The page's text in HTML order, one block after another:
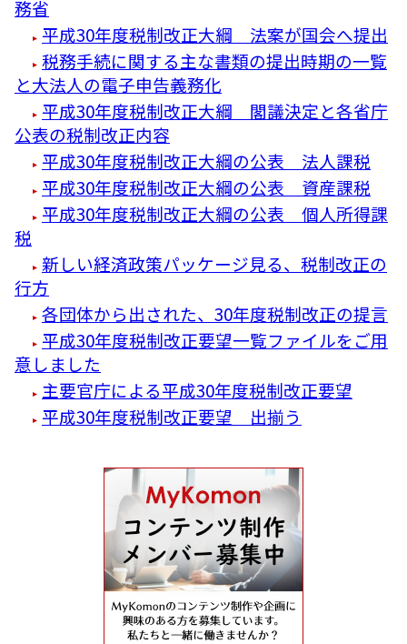
務省
平成30年度税制改正大綱 法案が国会へ提出
税務手続に関する主な書類の提出時期の一覧
と大法人の電子申告義務化
平成30年度税制改正大綱 閣議決定と各省庁
公表の税制改正内容
平成30年度税制改正大綱の公表 法人課税
平成30年度税制改正大綱の公表 資産課税
平成30年度税制改正大綱の公表 個人所得課
税
新しい経済政策パッケージ見る、税制改正の
行方
各団体から出された、30年度税制改正の提言
平成30年度税制改正要望一覧ファイルをご用
意しました
主要官庁による平成30年度税制改正要望
平成30年度税制改正要望 出揃う